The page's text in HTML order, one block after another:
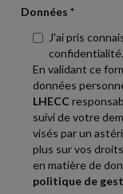
Données *
J'ai pris
confidentialité.
En validant ce
données
LHECC
suivi de votre
visés par un
plus sur vos
en matière de
politique de